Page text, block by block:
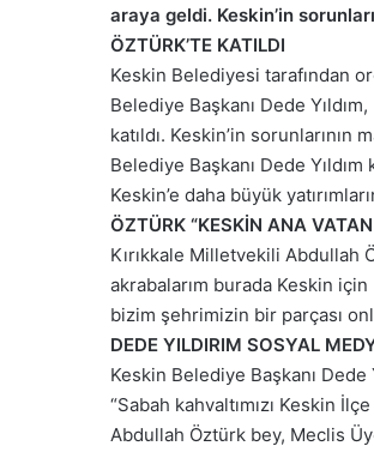
araya geldi. Keskin’in
ÖZTÜRK’TE KATILDI
Keskin Belediyesi tarafından
Belediye Başkanı Dede
katıldı. Keskin’in sorunlarının
Belediye Başkanı Dede
Keskin’e daha büyük
ÖZTÜRK “KESKİN ANA
Kırıkkale Milletvekili Abdullah
akrabalarım burada Keskin
bizim şehrimizin bir parçası
DEDE YILDIRIM SOSYAL
Keskin Belediye Başkanı Dede
“Sabah kahvaltımızı Keskin
Abdullah Öztürk bey, Meclis